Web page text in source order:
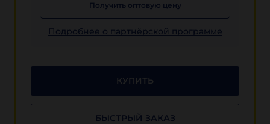
Получить оптовую цену
Подробнее о партнёрской программе
КУПИТЬ
БЫСТРЫЙ ЗАКАЗ